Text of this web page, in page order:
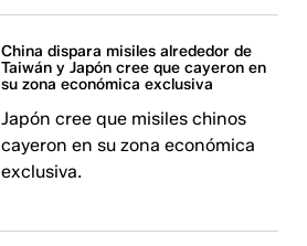
China dispara misiles alrededor de
Taiwán y Japón cree que cayeron en
su zona económica exclusiva
Japón cree que misiles chinos
cayeron en su zona económica
exclusiva.